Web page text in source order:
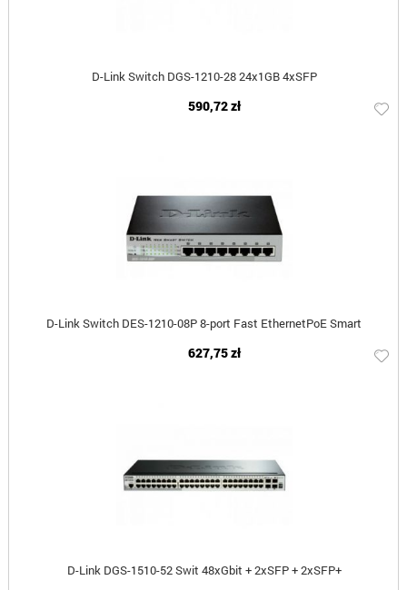
D-Link Switch DGS-1210-28 24x1GB 4xSFP
590,72 zł
D-Link Switch DES-1210-08P 8-port Fast EthernetPoE Smart
627,75 zł
D-Link DGS-1510-52 Swit 48xGbit + 2xSFP + 2xSFP+